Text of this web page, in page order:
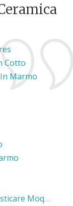
Cotto
Marmo
Eliminazione Gomme Da Masticare Moquette